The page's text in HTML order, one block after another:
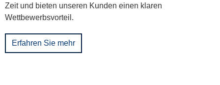
Zeit und bieten unseren Kunden einen klaren
Wettbewerbsvorteil.
Erfahren Sie mehr